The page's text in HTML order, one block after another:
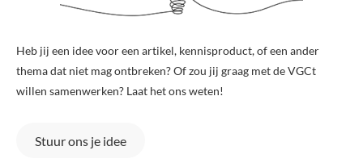
Heb jij een idee voor een artikel, kennisproduct, of een ander
thema dat niet mag ontbreken? Of zou jij graag met de VGCt
willen samenwerken? Laat het ons weten!
Stuur ons je idee